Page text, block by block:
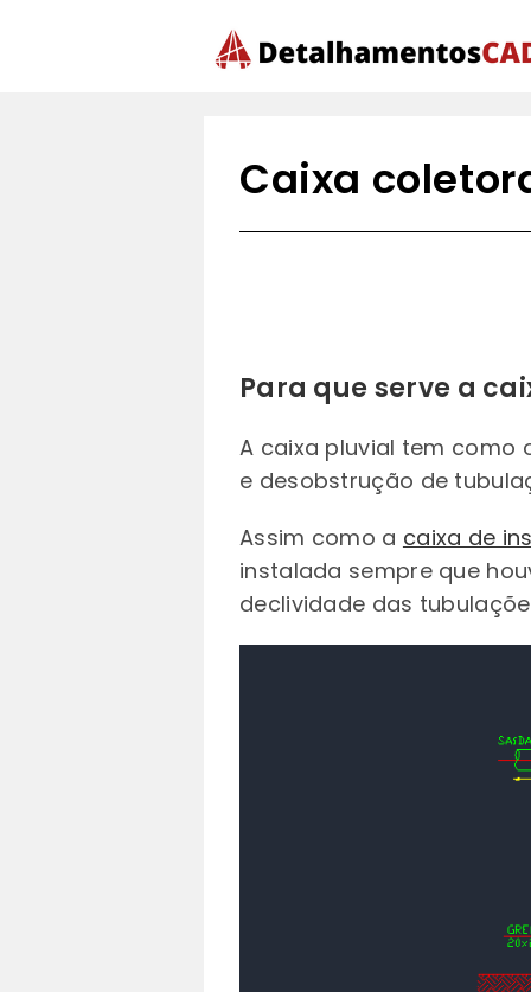
Caixa
Para que serve a
A caixa pluvial tem como
e desobstrução de
Assim como a caixa de
instalada sempre que
declividade das